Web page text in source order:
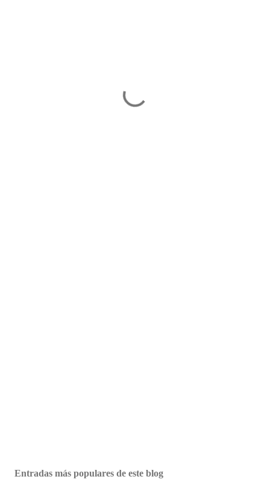
Entradas más populares de este blog